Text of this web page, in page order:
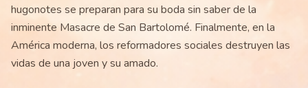
hugonotes se preparan para su boda sin saber de la
inminente Masacre de San Bartolomé. Finalmente, en la
América moderna, los reformadores sociales destruyen las
vidas de una joven y su amado.